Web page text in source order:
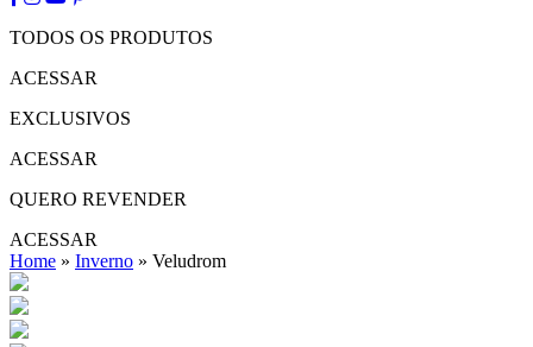
TODOS OS PRODUTOS
ACESSAR
EXCLUSIVOS
ACESSAR
QUERO REVENDER
ACESSAR
Home » Inverno » Veludrom